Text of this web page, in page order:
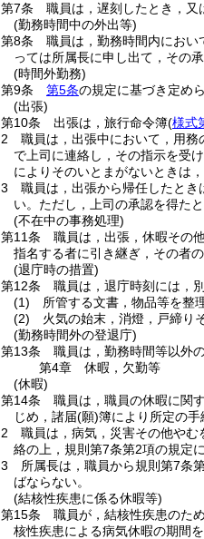
第7条
職員は，遅刻したとき，又
(勤務時間中の外出等)
第8条
職員は，勤務時間内にお
っては所属長に申し出て，その
(時間外勤務)
第9条
第5条の規定に基づき定め
(出張)
第10条
出張は，旅行命令簿(様式
2
職員は，出張中において，用
で上司に連絡し，その指示を受
によりそのいとまがないときは
3
職員は，出張から帰任したと
い。 ただし，上司の承認を得た
(不在中の事務処理)
第11条
職員は，出張，休暇その
指名する者に引き継ぎ，その者
(退庁時の措置)
第12条
職員は，退庁時刻には，
(1)
所管する文書，物品等を整
(2)
火気の始末，消燈，戸締り
(勤務時間外の登退庁)
第13条
職員は，勤務時間等以外
第4章
休暇，欠勤等
(休暇)
第14条
職員は，職員の休暇に関
じめ，諸届(願)簿により所定の手
2
職員は，病気，災害その他やむ
絡の上，規則第7条第2項の規定
3
所属長は，職員から規則第7条
ばならない。
(結核性疾患に係る休暇等)
第15条
職員が，結核性疾患のた
核性疾患による病気休暇の期間